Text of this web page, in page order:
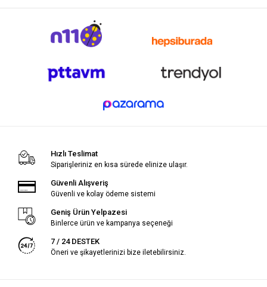
Hızlı Teslimat
Siparişleriniz en kısa sürede elinize ulaşır.
Güvenli Alışveriş
Güvenli ve kolay ödeme sistemi
Geniş Ürün Yelpazesi
Binlerce ürün ve kampanya seçeneği
7 / 24 DESTEK
Öneri ve şikayetlerinizi bize iletebilirsiniz.